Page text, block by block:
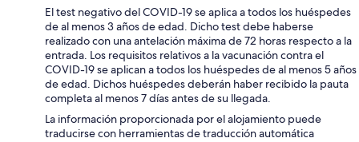
El test negativo del COVID-19 se aplica a todos los huéspedes
de al menos 3 años de edad. Dicho test debe haberse
realizado con una antelación máxima de 72 horas respecto a la
entrada. Los requisitos relativos a la vacunación contra el
COVID-19 se aplican a todos los huéspedes de al menos 5 años
de edad. Dichos huéspedes deberán haber recibido la pauta
completa al menos 7 días antes de su llegada.
La información proporcionada por el alojamiento puede
traducirse con herramientas de traducción automática